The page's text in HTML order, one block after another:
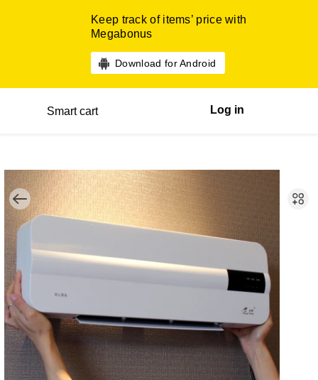
Keep track of items’ price with
Megabonus
Download for Android
Smart cart Log in